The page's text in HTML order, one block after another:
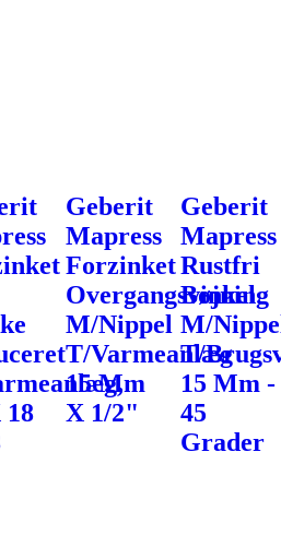
18
Geberit
Mapress
Forzinket
Overgangsvinkel
M/Nippel
T/Varmeanlæg
15 Mm
X 1/2"
Geberit
Mapress
Rustfri
Bøjning
M/
T/
15 Mm -
45
Grader